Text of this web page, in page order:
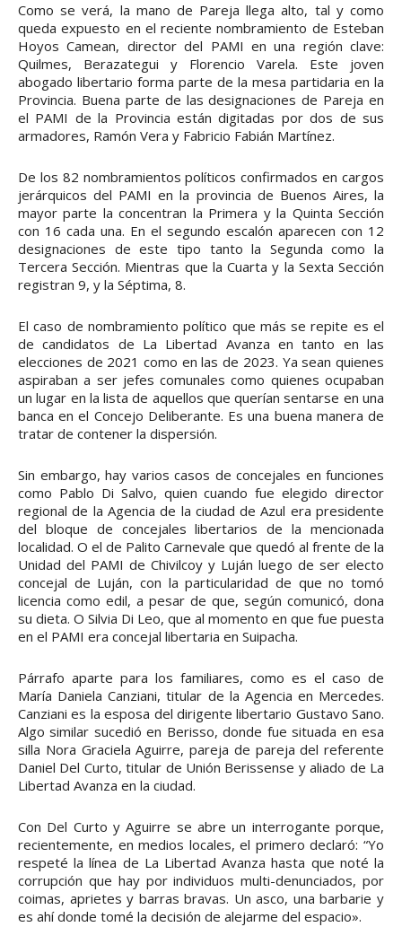
Como se verá, la mano de Pareja llega alto, tal y como
queda expuesto en el reciente nombramiento de Esteban
Hoyos Camean, director del PAMI en una región clave:
Quilmes, Berazategui y Florencio Varela. Este joven
abogado libertario forma parte de la mesa partidaria en la
Provincia. Buena parte de las designaciones de Pareja en
el PAMI de la Provincia están digitadas por dos de sus
armadores, Ramón Vera y Fabricio Fabián Martínez.
De los 82 nombramientos políticos confirmados en cargos
jerárquicos del PAMI en la provincia de Buenos Aires, la
mayor parte la concentran la Primera y la Quinta Sección
con 16 cada una. En el segundo escalón aparecen con 12
designaciones de este tipo tanto la Segunda como la
Tercera Sección. Mientras que la Cuarta y la Sexta Sección
registran 9, y la Séptima, 8.
El caso de nombramiento político que más se repite es el
de candidatos de La Libertad Avanza en tanto en las
elecciones de 2021 como en las de 2023. Ya sean quienes
aspiraban a ser jefes comunales como quienes ocupaban
un lugar en la lista de aquellos que querían sentarse en una
banca en el Concejo Deliberante. Es una buena manera de
tratar de contener la dispersión.
Sin embargo, hay varios casos de concejales en funciones
como Pablo Di Salvo, quien cuando fue elegido director
regional de la Agencia de la ciudad de Azul era presidente
del bloque de concejales libertarios de la mencionada
localidad. O el de Palito Carnevale que quedó al frente de la
Unidad del PAMI de Chivilcoy y Luján luego de ser electo
concejal de Luján, con la particularidad de que no tomó
licencia como edil, a pesar de que, según comunicó, dona
su dieta. O Silvia Di Leo, que al momento en que fue puesta
en el PAMI era concejal libertaria en Suipacha.
Párrafo aparte para los familiares, como es el caso de
María Daniela Canziani, titular de la Agencia en Mercedes.
Canziani es la esposa del dirigente libertario Gustavo Sano.
Algo similar sucedió en Berisso, donde fue situada en esa
silla Nora Graciela Aguirre, pareja de pareja del referente
Daniel Del Curto, titular de Unión Berissense y aliado de La
Libertad Avanza en la ciudad.
Con Del Curto y Aguirre se abre un interrogante porque,
recientemente, en medios locales, el primero declaró: “Yo
respeté la línea de La Libertad Avanza hasta que noté la
corrupción que hay por individuos multi-denunciados, por
coimas, aprietes y barras bravas. Un asco, una barbarie y
es ahí donde tomé la decisión de alejarme del espacio».